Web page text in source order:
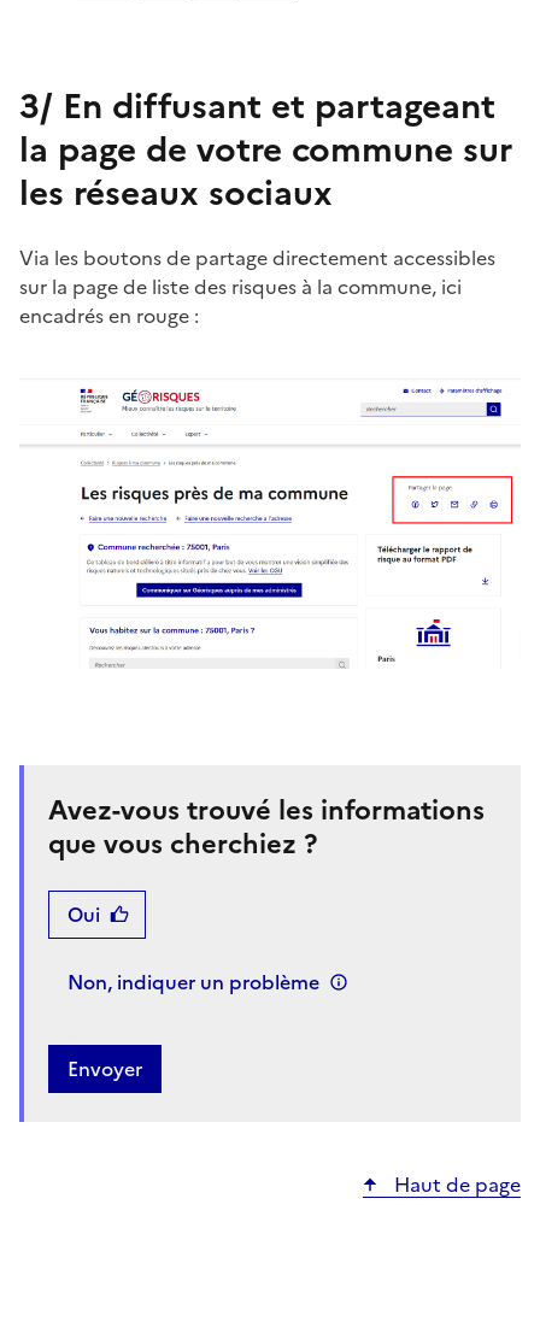
3/ En diffusant et partageant
la page de votre commune sur
les réseaux sociaux
Via les boutons de partage directement accessibles
sur la page de liste des risques à la commune, ici
encadrés en rouge :
Avez-vous trouvé les informations
que vous cherchiez ?
Oui
Non, indiquer un problème
Haut de page